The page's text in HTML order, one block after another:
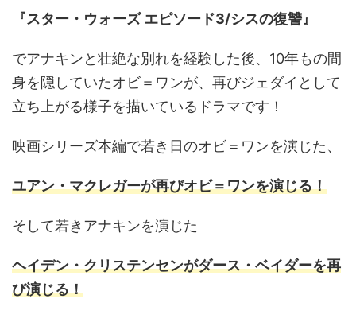
『スター・ウォーズ エピソード3/シスの復讐』
でアナキンと壮絶な別れを経験した後、10年もの間
身を隠していたオビ＝ワンが、再びジェダイとして
立ち上がる様子を描いているドラマです！
映画シリーズ本編で若き日のオビ＝ワンを演じた、
ユアン・マクレガーが再びオビ＝ワンを演じる！
そして若きアナキンを演じた
ヘイデン・クリステンセンがダース・ベイダーを再
び演じる！